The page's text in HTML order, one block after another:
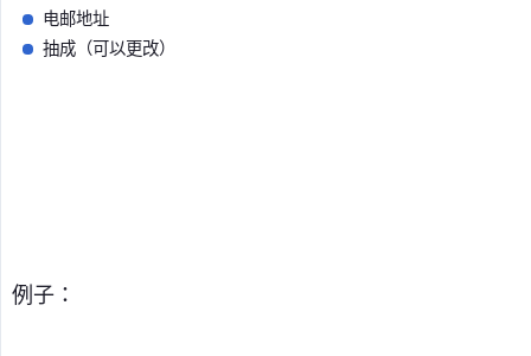
电邮地址
抽成（可以更改）
例子：